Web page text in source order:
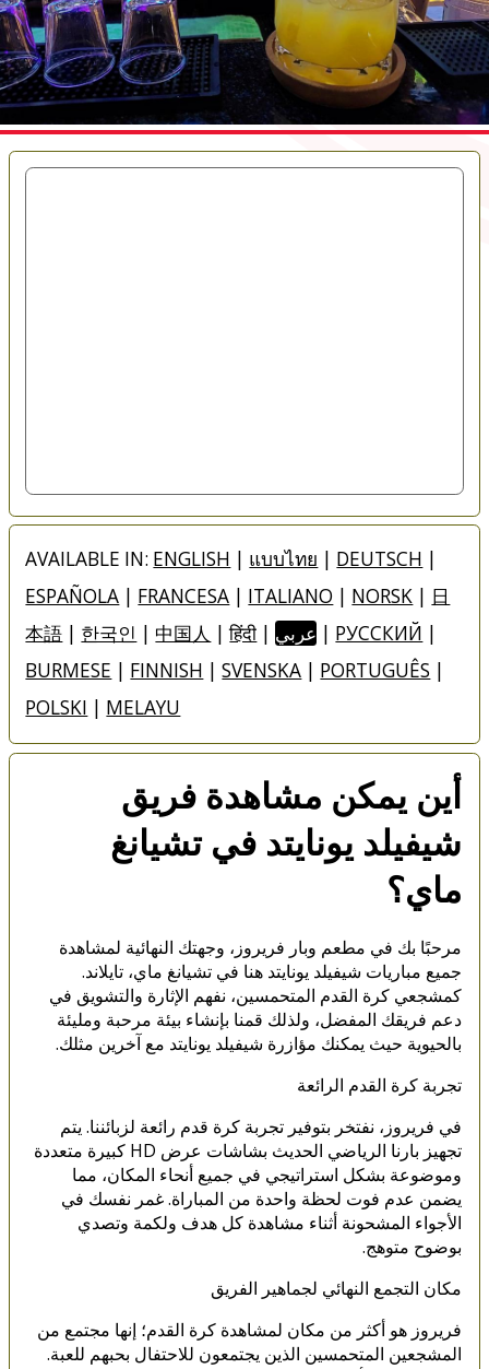
AVAILABLE IN: ENGLISH | แบบไทย | DEUTSCH |
ESPAÑOLA | FRANCESA | ITALIANO | NORSK | 日
本語 | 한국인 | 中国人 |हिंदी | عربي | РУССКИЙ |
BURMESE | FINNISH |SVENSKA | PORTUGUÊS |
POLSKI | MELAYU
أين يمكن مشاهدة فريق
شيفيلد يونايتد في تشيانغ
ماي؟
مرحبًا بك في مطعم وبار فريروز، وجهتك النهائية لمشاهدة
جميع مباريات شيفيلد يونايتد هنا في تشيانغ ماي، تايلاند.
كمشجعي كرة القدم المتحمسين، نفهم الإثارة والتشويق في
دعم فريقك المفضل، ولذلك قمنا بإنشاء بيئة مرحبة ومليئة
بالحيوية حيث يمكنك مؤازرة شيفيلد يونايتد مع آخرين مثلك.
تجربة كرة القدم الرائعة
في فريروز، نفتخر بتوفير تجربة كرة قدم رائعة لزبائننا. يتم
تجهيز بارنا الرياضي الحديث بشاشات عرض HD كبيرة متعددة
وموضوعة بشكل استراتيجي في جميع أنحاء المكان، مما
يضمن عدم فوت لحظة واحدة من المباراة. غمر نفسك في
الأجواء المشحونة أثناء مشاهدة كل هدف ولكمة وتصدي
بوضوح متوهج.
مكان التجمع النهائي لجماهير الفريق
فريروز هو أكثر من مكان لمشاهدة كرة القدم؛ إنها مجتمع من
المشجعين المتحمسين الذين يجتمعون للاحتفال بحبهم للعبة.